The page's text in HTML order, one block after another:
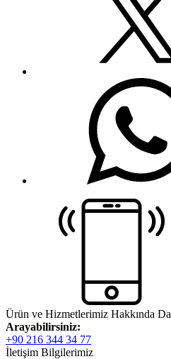
Ürün ve Hizmetlerimiz Hakkında
Arayabilirsiniz:
+90 216 344 34 77
İletişim Bilgilerimiz